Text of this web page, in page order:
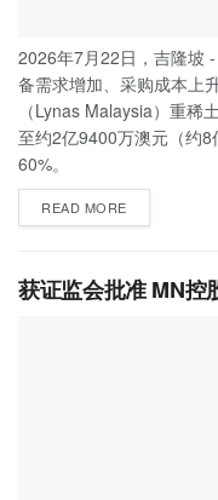
2026年7月22日，吉隆坡
备需求增加、采购成本上
（Lynas Malaysia）重稀
至约2亿9400万澳元（约
60%。
READ MORE
获证监会批准 MN控